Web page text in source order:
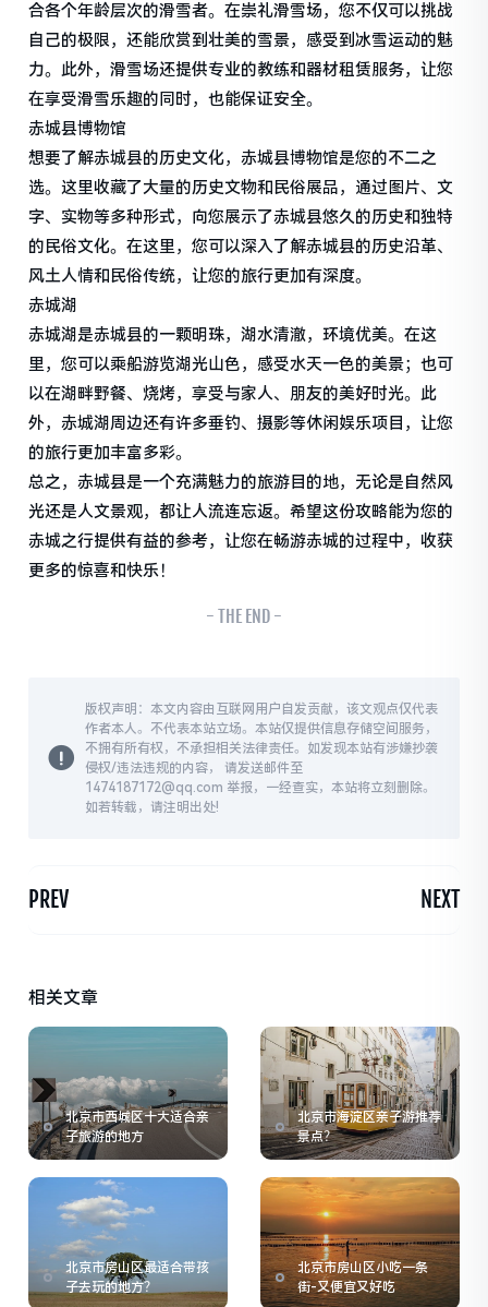
合各个年龄层次的滑雪者。在崇礼滑雪场，您不仅可以挑战
自己的极限，还能欣赏到壮美的雪景，感受到冰雪运动的魅
力。此外，滑雪场还提供专业的教练和器材租赁服务，让您
在享受滑雪乐趣的同时，也能保证安全。
赤城县博物馆
想要了解赤城县的历史文化，赤城县博物馆是您的不二之
选。这里收藏了大量的历史文物和民俗展品，通过图片、文
字、实物等多种形式，向您展示了赤城县悠久的历史和独特
的民俗文化。在这里，您可以深入了解赤城县的历史沿革、
风土人情和民俗传统，让您的旅行更加有深度。
赤城湖
赤城湖是赤城县的一颗明珠，湖水清澈，环境优美。在这
里，您可以乘船游览湖光山色，感受水天一色的美景；也可
以在湖畔野餐、烧烤，享受与家人、朋友的美好时光。此
外，赤城湖周边还有许多垂钓、摄影等休闲娱乐项目，让您
的旅行更加丰富多彩。
总之，赤城县是一个充满魅力的旅游目的地，无论是自然风
光还是人文景观，都让人流连忘返。希望这份攻略能为您的
赤城之行提供有益的参考，让您在畅游赤城的过程中，收获
更多的惊喜和快乐！
- THE END -
版权声明：本文内容由互联网用户自发贡献，该文观点仅代表
作者本人。不代表本站立场。本站仅提供信息存储空间服务，
不拥有所有权，不承担相关法律责任。如发现本站有涉嫌抄袭
侵权/违法违规的内容， 请发送邮件至
1474187172@qq.com 举报，一经查实，本站将立刻删除。
如若转载，请注明出处!
PREV NEXT
相关文章
北京市西城区十大适合亲
子旅游的地方
北京市海淀区亲子游推荐
景点？
北京市房山区最适合带孩
子去玩的地方？
北京市房山区小吃一条
街-又便宜又好吃